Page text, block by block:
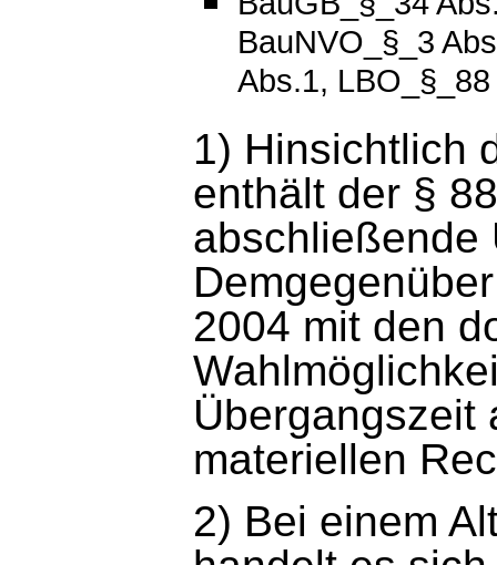
BauNVO_§_3
Abs.1,
1) Hinsichtlich
enthält der §
abschließende
2004 mit den
Übergangszeit
materiellen
2) Bei einem